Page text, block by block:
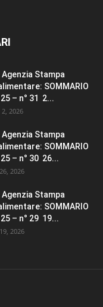
Agenzia Stampa
SOMMARIO
– n° 31 2...
2026
Agenzia Stampa
SOMMARIO
– n° 30 26...
2026
Agenzia Stampa
SOMMARIO
– n° 29 19...
2026